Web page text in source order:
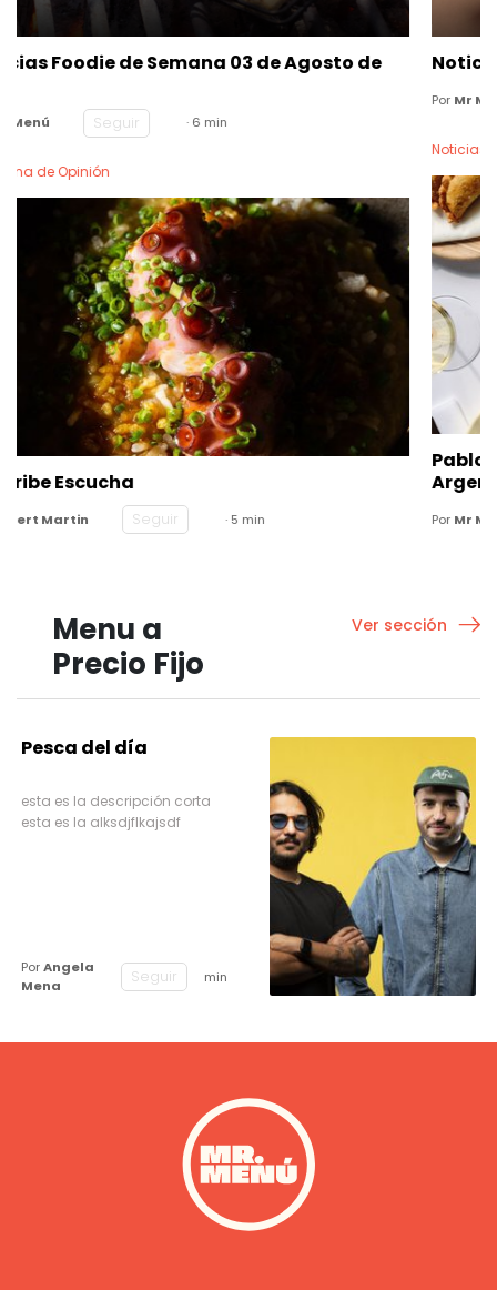
Noticias Foodie de Semana 27 de Julio de 2026
Pablo Rivero Inaugura Graciela, una Taberna
Argentina en Nueva York
PorMr Menú Seguir · 6 min
Menu a
Precio Fijo
Ver sección
Pesca del día
esta es la descripción corta
esta es la alksdjflkajsdf
PorAngela
Mena
Seguir min